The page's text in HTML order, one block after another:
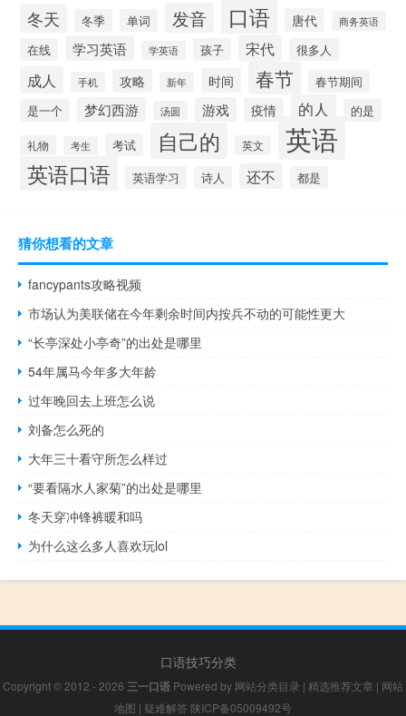
冬天 冬季 单词 发音 口语 唐代 商务英语
在线 学习英语 学英语 孩子 宋代 很多人
成人 手机 攻略 新年 时间 春节
春节期间
是一个
梦幻西游 汤圆 游戏 疫情 的人 的是
礼物 考生 考试 自己的 英文 英语
英语口语 英语学习 诗人 还不 都是
猜你想看的文章
fancypants攻略视频
市场认为美联储在今年剩余时间内按兵不动的可能性更大
“长亭深处小亭奇”的出处是哪里
54年属马今年多大年龄
过年晚回去上班怎么说
刘备怎么死的
大年三十看守所怎么样过
“要看隔水人家菊”的出处是哪里
冬天穿冲锋裤暖和吗
为什么这么多人喜欢玩lol
口语技巧分类
Copyright © 2012 - 2026 三一口语 Powered by 网站分类目录 | 精选推荐文章 | 网站
地图 | 疑难解答 陕ICP备05009492号